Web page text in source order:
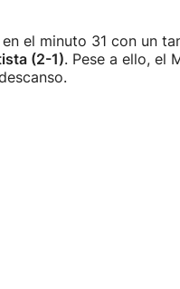
el minuto 31 con un
(2-1). Pese a ello, el